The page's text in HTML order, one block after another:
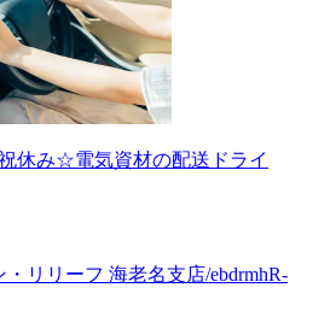
休み☆電気資材の配送ドライ
リリーフ 海老名支店/ebdrmhR-